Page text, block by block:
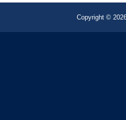
Copyright ©